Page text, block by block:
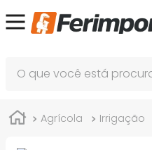
Agrícola Irrigação